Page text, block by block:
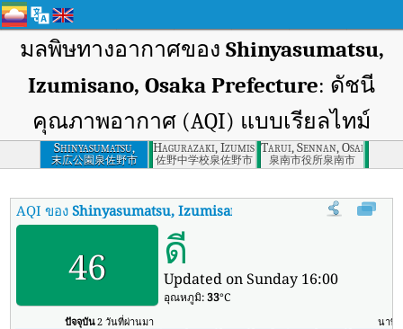
มลพิษทางอากาศของ Shinyasumatsu,
Izumisano, Osaka Prefecture: ดัชนี
คุณภาพอากาศ (AQI) แบบเรียลไทม์
Shinyasumatsu,
Izumisano, Osaka
Prefecture
末広公園泉佐野市
Hagurazaki, Izumisano, Osaka Prefecture
佐野中学校泉佐野市
Tarui, Sennan, Osaka
泉南市役所泉南市
AQI ของShinyasumatsu, Izumisano, Osaka Prefecture:ดัชนีคุ
46 ดี
Updated on Sunday 16:00
อุณหภูมิ:33°C
ปัจจุบัน2 วันที่ผ่านมา นาที